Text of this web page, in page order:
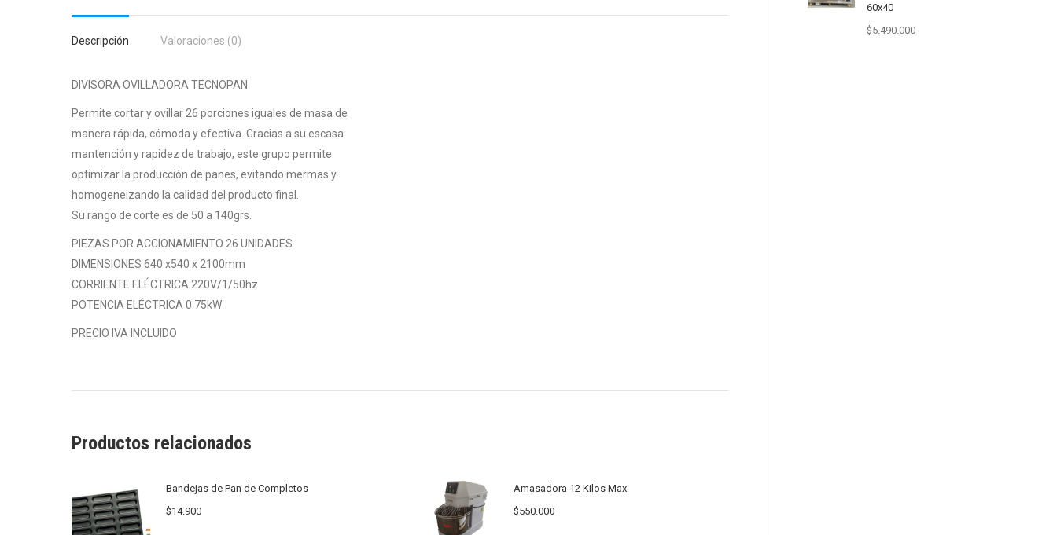
Grs.
Descripción Valoraciones (0)
DIVISORA OVILLADORA TECNOPAN
Permite cortar y ovillar 26 porciones iguales de masa de
manera rápida, cómoda y efectiva. Gracias a su escasa
mantención y rapidez de trabajo, este grupo permite
optimizar la producción de panes, evitando mermas y
homogeneizando la calidad del producto final.
Su rango de corte es de 50 a 140grs.
PIEZAS POR ACCIONAMIENTO 26 UNIDADES
DIMENSIONES 640 x540 x 2100mm
CORRIENTE ELÉCTRICA 220V/1/50hz
POTENCIA ELÉCTRICA 0.75kW
PRECIO IVA INCLUIDO
Productos relacionados
Bandejas de Pan de Completos
$14.900
Amasadora 12 Kilos Max
$550.000
60x40
$5.490.000